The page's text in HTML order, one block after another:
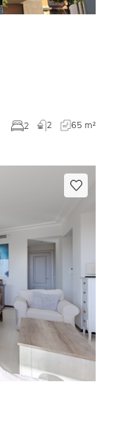
2 2 65 m²